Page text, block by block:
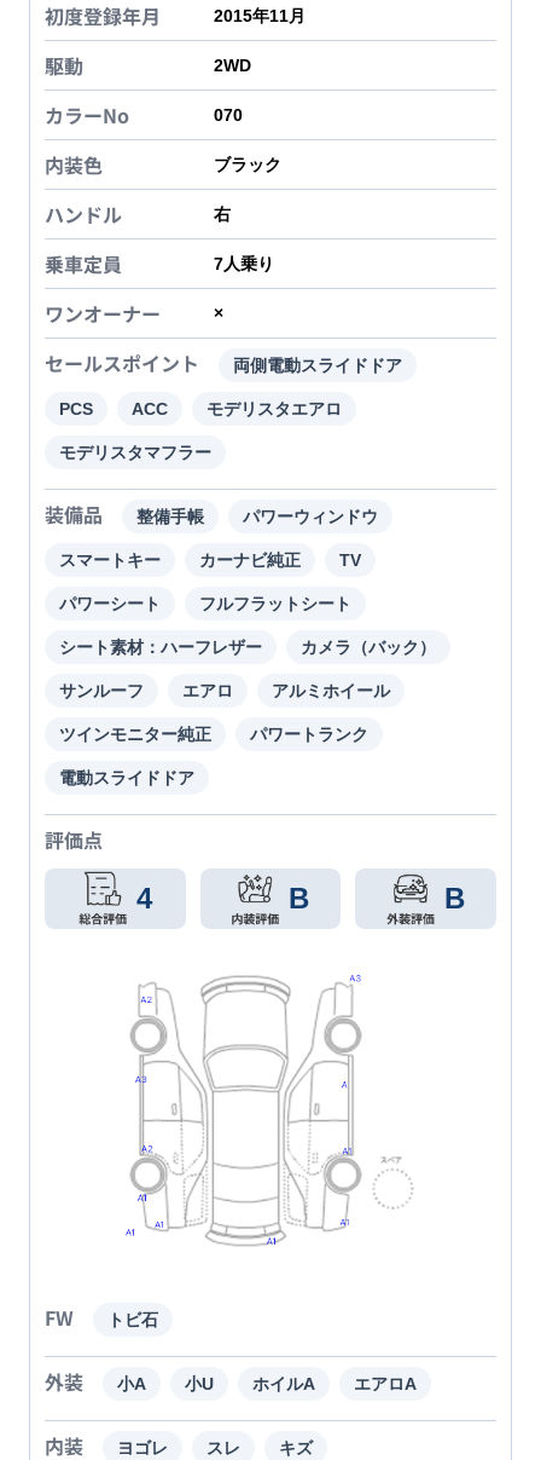
初度登録年月 2015年11月
駆動 2WD
カラーNo 070
内装色 ブラック
ハンドル 右
乗車定員 7人乗り
ワンオーナー ×
セールスポイント 両側電動スライドドア
PCS ACC モデリスタエアロ
モデリスタマフラー
装備品 整備手帳 パワーウィンドウ
スマートキー カーナビ純正 TV
パワーシート フルフラットシート
シート素材：ハーフレザー カメラ（バック）
サンルーフ エアロ アルミホイール
ツインモニター純正 パワートランク
電動スライドドア
評価点
4 B B
FW トビ石
外装 小A 小U ホイルA エアロA
内装 ヨゴレ スレ キズ